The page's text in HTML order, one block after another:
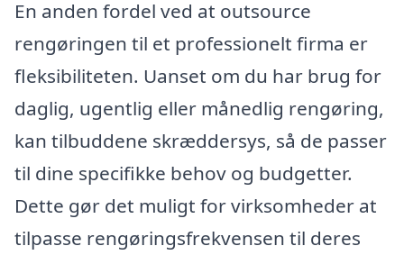
En anden fordel ved at outsource
rengøringen til et professionelt firma er
fleksibiliteten. Uanset om du har brug for
daglig, ugentlig eller månedlig rengøring,
kan tilbuddene skræddersys, så de passer
til dine specifikke behov og budgetter.
Dette gør det muligt for virksomheder at
tilpasse rengøringsfrekvensen til deres